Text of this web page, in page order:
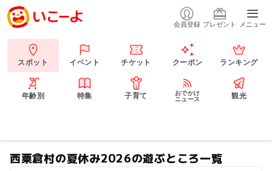
会員登録 プレゼント メニュー
スポット イベント チケット クーポン ランキング
年齢別 特集 子育て
おでかけ
ニュース
観光
西粟倉村の夏休み2026の遊ぶところ一覧